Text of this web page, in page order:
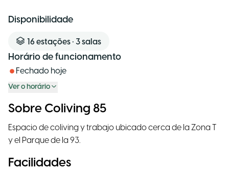
Disponibilidade
16 estações • 3salas
Horário de funcionamento
Fechado hoje
Ver o horário
Sobre Coliving 85
Espacio de coliving y trabajo ubicado cerca de la Zona T
y el Parque de la 93.
Facilidades